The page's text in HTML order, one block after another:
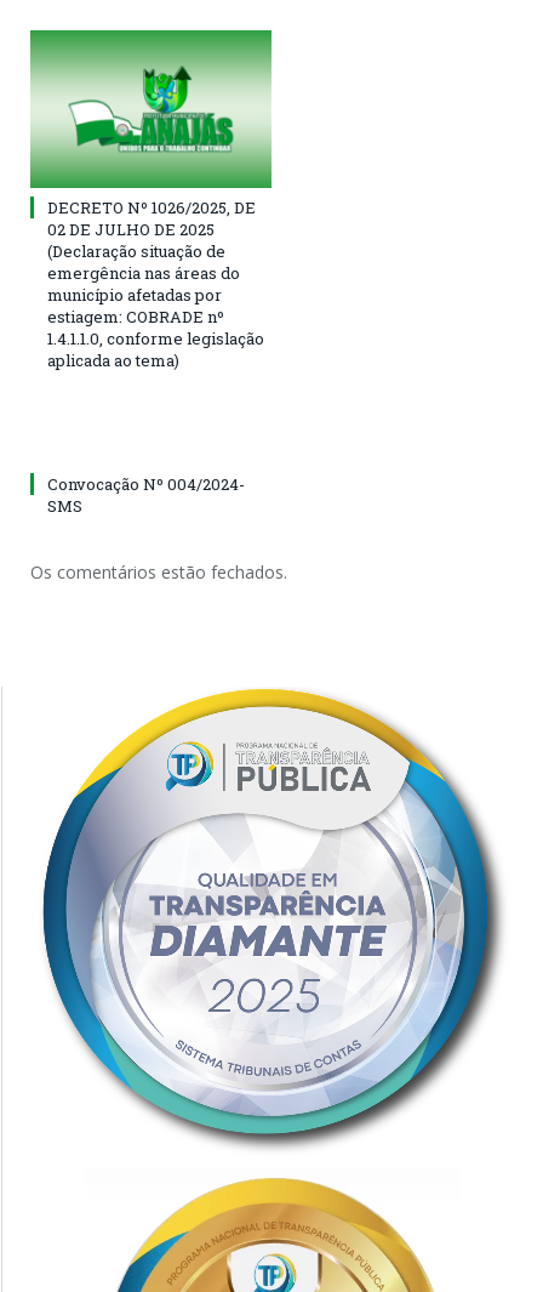
DECRETO Nº 1026/2025, DE
02 DE JULHO DE 2025
(Declaração situação de
emergência nas áreas do
município afetadas por
estiagem: COBRADE nº
1.4.1.1.0, conforme legislação
aplicada ao tema)
Convocação Nº 004/2024-
SMS
Os comentários estão fechados.